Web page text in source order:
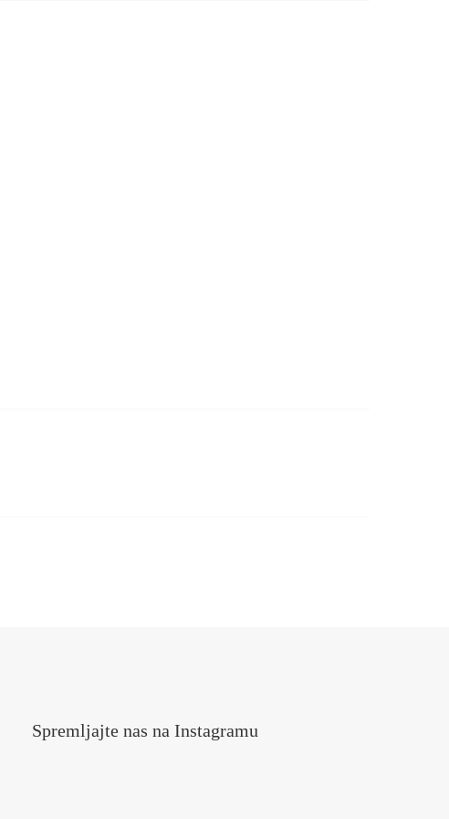
Spremljajte nas na Instagramu